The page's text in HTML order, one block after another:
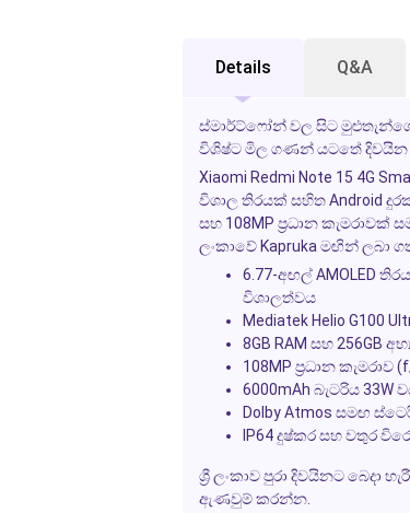
Details Q&A
ස්මාර්ට්ෆෝන් වල සිට
විශිෂ්ට මිල ගණන් යටතේ දිවයින
Xiaomi Redmi Note 15 4G
විශාල තිරයක් සහිත Android
සහ 108MP ප්‍රධාන
ලංකාවේ Kapruka මඟින් ලබා
6.77-අඟල් AMOLED
විශාලත්වය
Mediatek Helio G100
8GB RAM සහ 256GB
108MP ප්‍රධාන
6000mAh බැටරිය
Dolby Atmos සමඟ
IP64 දුෂ්කර සහ වතුර
ශ්‍රී ලංකාව පුරා දිවයිනට බෙදා
ඇණවුම් කරන්න.